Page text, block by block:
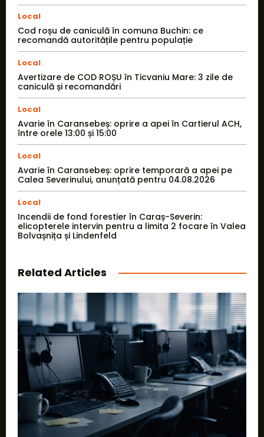
Local
Cod roșu de caniculă în comuna Buchin: ce
recomandă autoritățile pentru populație
Local
Avertizare de COD ROȘU în Ticvaniu Mare: 3 zile de
caniculă și recomandări
Local
Avarie în Caransebeș: oprire a apei în Cartierul ACH,
între orele 13:00 și 15:00
Local
Avarie în Caransebeș: oprire temporară a apei pe
Calea Severinului, anunțată pentru 04.08.2026
Local
Incendii de fond forestier în Caraș-Severin:
elicopterele intervin pentru a limita 2 focare în Valea
Bolvașnița și Lindenfeld
Related Articles